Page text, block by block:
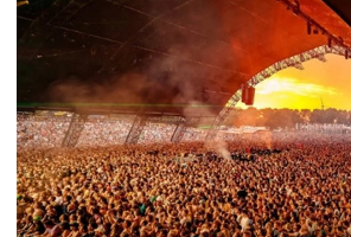
resultaten,
getoond
1
t/m
5